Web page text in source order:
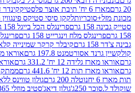
פלסטיק
קינדר דגנים רביעייה 94
לקקן סיסי סטיקס פינגווין תות 9 גרם
פרינגלס הכל בייגל 158 גרם
מלח וינגרייט 158 גרם
פרינגלס ראנץ' 158 גרם
קיבלר קרקר שמינייה קלאב צ'דר 311 גרם
197.8 גרם
12 יח' 331.2 גרם
12 יח' 441.6 גרם
ממתק אבקה
נוטלה 200 גרם
גולון טווינס ללא ת.סוכר 147ג'
250ג'
גולון דיאג'סטיב מוזלי 365ג'
מסטיק